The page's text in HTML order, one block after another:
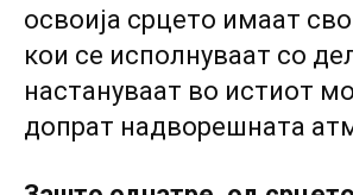
освоија срцето имаат
кои се исполнуваат со
настануваат во истиот
допрат надворешната